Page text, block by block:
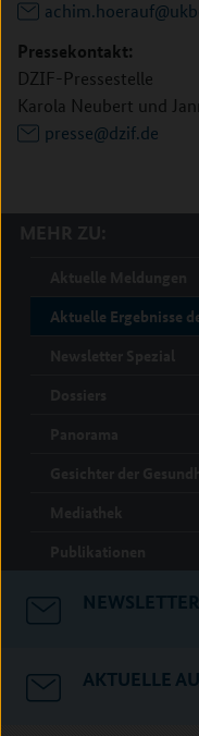
Pressekontakt:
DZIF-Pressestelle
Karola Neubert und
presse@dzif.de
Aktuelle Ergebnisse
NEWSLETTER
AKTUELLE